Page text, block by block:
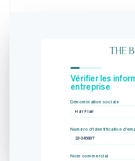
Vérifier les
entreprise
Dénomination sociale
Hair Flair
Numéro d'identification
23-345897
Nom commercial